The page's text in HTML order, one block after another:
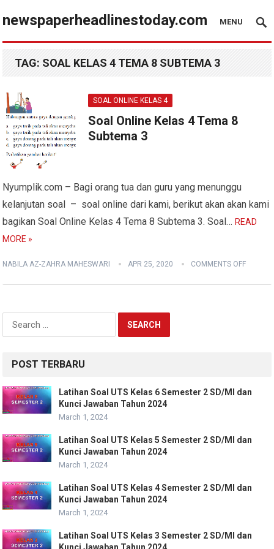
newspaperheadlinestoday.com MENU
TAG: SOAL KELAS 4 TEMA 8 SUBTEMA 3
SOAL ONLINE KELAS 4
Soal Online Kelas 4 Tema 8
Subtema 3
Nyumplik.com – Bagi orang tua dan guru yang menunggu
kelanjutan soal – soal online dari kami, berikut akan akan kami
bagikan Soal Online Kelas 4 Tema 8 Subtema 3. Soal…READ
MORE »
NABILA AZ-ZAHRA MAHESWARI APR 25, 2020 COMMENTS OFF
Search
POST TERBARU
Latihan Soal UTS Kelas 6 Semester 2 SD/MI dan
Kunci Jawaban Tahun 2024
March 1, 2024
Latihan Soal UTS Kelas 5 Semester 2 SD/MI dan
Kunci Jawaban Tahun 2024
March 1, 2024
Latihan Soal UTS Kelas 4 Semester 2 SD/MI dan
Kunci Jawaban Tahun 2024
March 1, 2024
Latihan Soal UTS Kelas 3 Semester 2 SD/MI dan